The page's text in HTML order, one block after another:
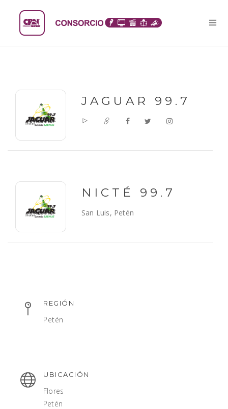
JAGUAR 99.7
NICTÉ 99.7
San Luis, Petén
REGIÓN
Petén
UBICACIÓN
Flores
Petén